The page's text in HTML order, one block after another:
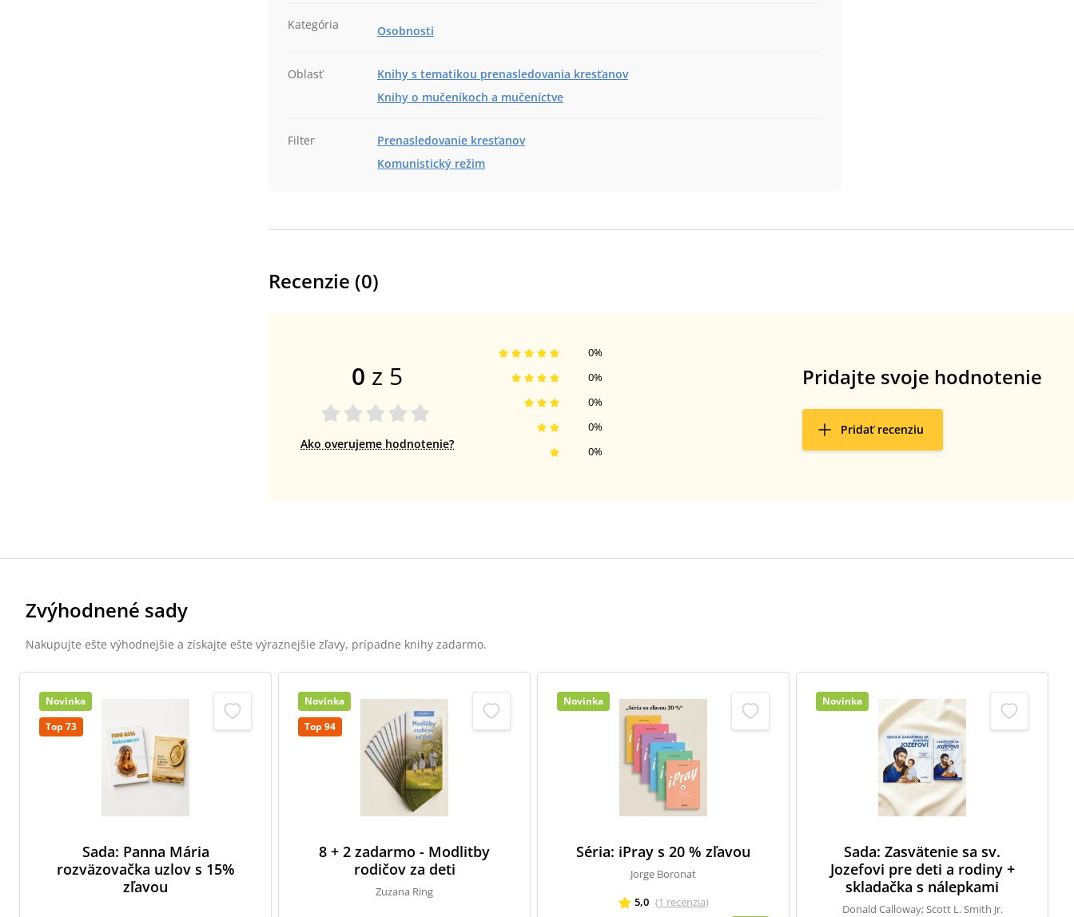
Kategória Osobnosti
Oblasť
Knihy s tematikou prenasledovania kresťanov
Knihy o mučeníkoch a mučeníctve
Filter
Prenasledovanie kresťanov
Komunistický režim
Recenzie (0)
0 z 5
Ako overujeme hodnotenie? 0%
0%
0%
0%
0%
Pridajte svoje hodnotenie
Pridať recenziu
Zvýhodnené sady
Nakupujte ešte výhodnejšie a získajte ešte výraznejšie zľavy, prípadne knihy zadarmo.
Novinka
Top 73
Sada: Panna Mária
rozväzovačka uzlov s 15%
zľavou
Novinka
Top 94
8 + 2 zadarmo - Modlitby
rodičov za deti
Zuzana Ring
Novinka
Séria: iPray s 20 % zľavou
Jorge Boronat
5,0 (1 recenzia)
Novinka
Sada: Zasvätenie sa sv.
Jozefovi pre deti a rodiny +
skladačka s nálepkami
Donald Calloway; Scott L. Smith Jr.